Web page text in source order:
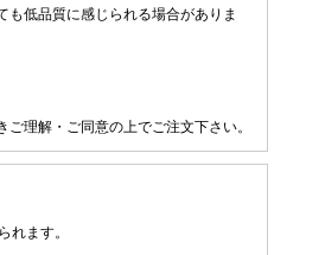
低品質に感じられる場合がありま
理解・ご同意の上でご注文下さい。
れます。